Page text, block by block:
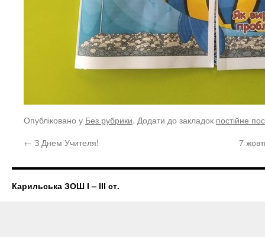
Опубліковано у Без рубрики. Додати до закладок постійне
← З Днем Учителя! 7
Карильська ЗОШ І – ІІІ ст.